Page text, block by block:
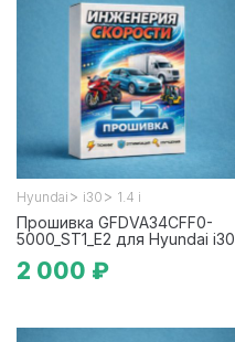
Hyundai > i30 > 1.4 i
Прошивка GFDVA34CFF0-
5000_ST1_E2 для Hyundai i30
2 000 ₽